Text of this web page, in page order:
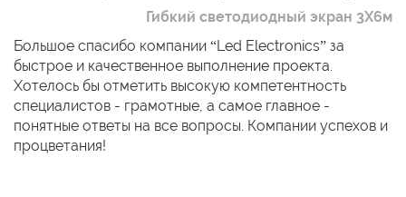
Гибкий светодиодный экран 3Х6м
Большое спасибо компании “Led Electronics” за
быстрое и качественное выполнение проекта.
Хотелось бы отметить высокую компетентность
специалистов - грамотные, а самое главное -
понятные ответы на все вопросы. Компании успехов и
процветания!